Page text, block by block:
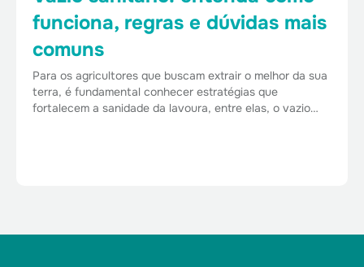
funciona, regras e dúvidas mais
comuns
Para os agricultores que buscam extrair o melhor da sua
terra, é fundamental conhecer estratégias que
fortalecem a sanidade da lavoura, entre elas, o vazio…